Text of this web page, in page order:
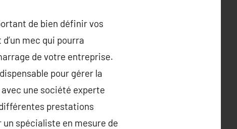
de bien définir vos
mec qui pourra
de votre entreprise.
pour gérer la
une société experte
prestations
un spécialiste en mesure de